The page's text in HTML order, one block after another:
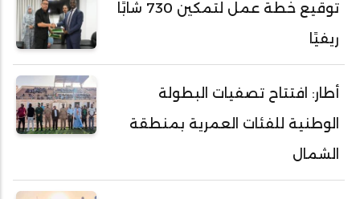
توقيع خطة عمل لتمكين 730 شابًا
ريفيًا
أطار: افتتاح تصفيات البطولة
الوطنية للفئات العمرية بمنطقة
الشمال